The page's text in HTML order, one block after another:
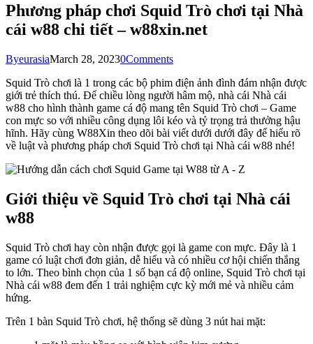
Phương pháp chơi Squid Trò chơi tại Nhà
cái w88 chi tiết – w88xin.net
ByeurasiaMarch 28, 20230Comments
Squid Trò chơi là 1 trong các bộ phim điện ảnh đình đám nhận được
giới trẻ thích thú. Để chiều lòng người hâm mộ, nhà cái Nhà cái
w88 cho hình thành game cá độ mang tên Squid Trò chơi – Game
con mực so với nhiều công dụng lôi kéo và tỷ trọng trả thưởng hậu
hĩnh. Hãy cùng W88Xin theo dõi bài viết dưới dưới đây để hiểu rõ
về luật và phương pháp chơi Squid Trò chơi tại Nhà cái w88 nhé!
Giới thiệu về Squid Trò chơi tại Nhà cái
w88
Squid Trò chơi hay còn nhận được gọi là game con mực. Đây là 1
game có luật chơi đơn giản, dễ hiểu và có nhiều cơ hội chiến thắng
to lớn. Theo bình chọn của 1 số bạn cá độ online, Squid Trò chơi tại
Nhà cái w88 đem đến 1 trải nghiệm cực kỳ mới mẻ và nhiều cảm
hứng.
Trên 1 bàn Squid Trò chơi, hệ thống sẽ dùng 3 nút hai mặt: